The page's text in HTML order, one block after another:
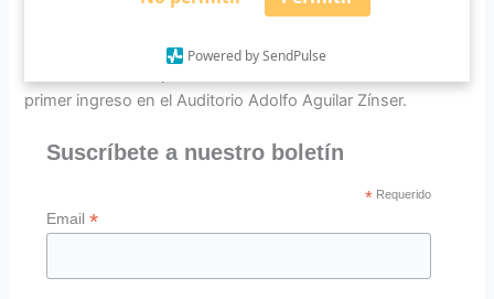
Powered by SendPulse
Las autoridades del CUSur sostendrán este viernes una
primer ingreso en el Auditorio Adolfo Aguilar Zínser.
Suscríbete a nuestro boletín
* Requerido
Email*